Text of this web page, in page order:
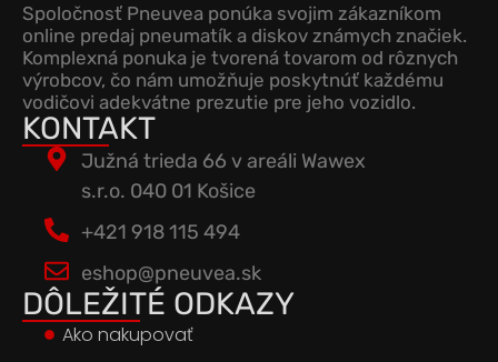
Spoločnosť Pneuvea ponúka svojim zákazníkom
online predaj pneumatík a diskov známych značiek.
Komplexná ponuka je tvorená tovarom od rôznych
výrobcov, čo nám umožňuje poskytnúť každému
vodičovi adekvátne prezutie pre jeho vozidlo.
KONTAKT
Južná trieda 66 v areáli Wawex
s.r.o. 040 01 Košice
+421 918 115 494
eshop@pneuvea.sk
DÔLEŽITÉ ODKAZY
Ako nakupovať